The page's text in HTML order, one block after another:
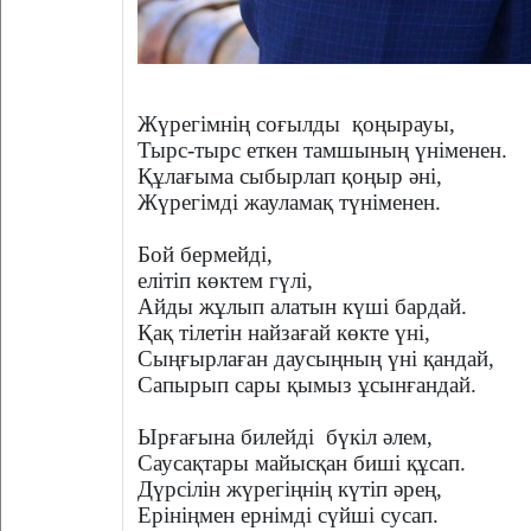
Жүрегімнің соғылды қоңырауы,
Тырс-тырс еткен тамшының үніменен.
Құлағыма сыбырлап қоңыр әні,
Жүрегімді жауламақ түніменен.
Бой бермейді,
елітіп көктем гүлі,
Айды жұлып алатын күші бардай.
Қақ тілетін найзағай көкте үні,
Сыңғырлаған даусыңның үні қандай,
Сапырып сары қымыз ұсынғандай.
Ырғағына билейді бүкіл әлем,
Саусақтары майысқан биші құсап.
Дүрсілін жүрегіңнің күтіп әрең,
Ерініңмен ернімді сүйші сусап.